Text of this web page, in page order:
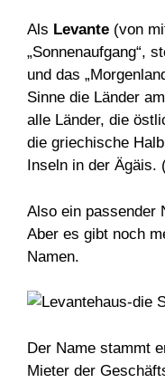
Als Levante (von
„Sonnenaufgang“,
und das
Sinne die Länder
alle Länder, die
die griechische
Inseln in der Ägäis.
Also ein passender
Aber es gibt noch
Namen.
Der Name stammt
Mieter der